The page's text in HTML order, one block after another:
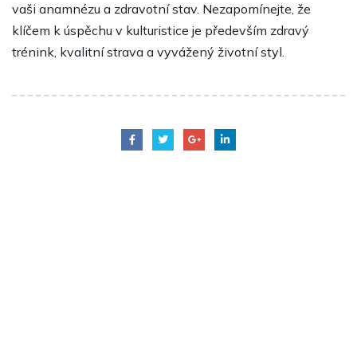
vaši anamnézu a zdravotní stav. Nezapomínejte, že
klíčem k úspěchu v kulturistice je především zdravý
trénink, kvalitní strava a vyvážený životní styl.